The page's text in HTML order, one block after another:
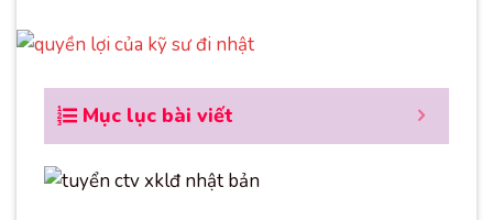
Mục lục bài viết